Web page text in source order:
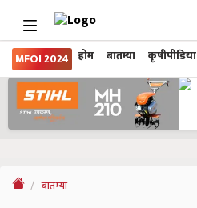
MFOI 2024 होम बातम्या कृषीपीडिया
बातम्या